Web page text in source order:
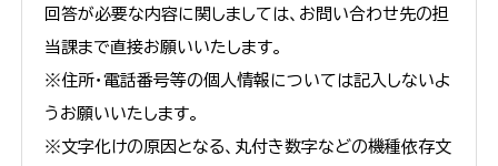
回答が必要な内容に関しましては、お問い合わせ先の担
当課まで直接お願いいたします。
※住所・電話番号等の個人情報については記入しないよ
うお願いいたします。
※文字化けの原因となる、丸付き数字などの機種依存文